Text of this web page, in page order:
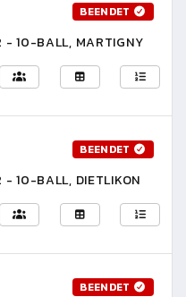
BEENDET
- 10-BALL, MARTIGNY
BEENDET
- 10-BALL, DIETLIKON
BEENDET